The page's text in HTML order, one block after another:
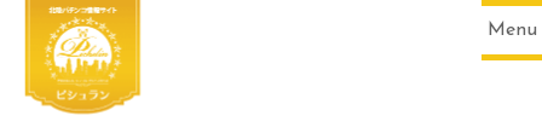
Menu